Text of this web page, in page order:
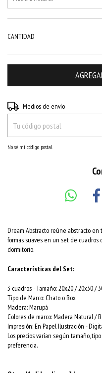
CANTIDAD
Entregas para el CP:
Medios de envío
No sé mi código postal
Dream Abstracto reúne abstracto
formas suaves en un set de
dormitorio.
Características del Set:
3 cuadros -Tamaño: 20x20 / 20x30 /
Tipo de Marco: Chato o Box
Madera: Marupá
Colores de marco: Madera Natural /
Impresión: En Papel Ilustración -
Los precios varían según tamaño,
preferencia.